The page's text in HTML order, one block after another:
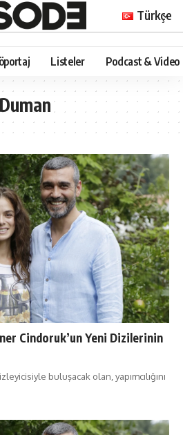
Türkçe
Listeler Podcast & Video
Cindoruk’un Yeni Dizilerinin
buluşacak olan, yapımcılığını